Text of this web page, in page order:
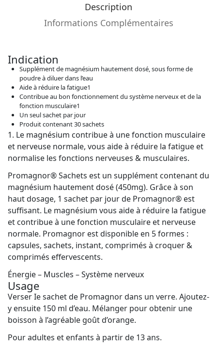
Description
Informations Complémentaires
Indication
Supplément de magnésium hautement dosé, sous forme de
poudre à diluer dans l’eau
Aide à réduire la fatigue1
Contribue au bon fonctionnement du système nerveux et de la
fonction musculaire1
Un seul sachet par jour
Produit contenant 30 sachets
1. Le magnésium contribue à une fonction musculaire
et nerveuse normale, vous aide à réduire la fatigue et
normalise les fonctions nerveuses & musculaires.
Promagnor® Sachets est un supplément contenant du
magnésium hautement dosé (450mg). Grâce à son
haut dosage, 1 sachet par jour de Promagnor® est
suffisant. Le magnésium vous aide à réduire la fatigue
et contribue à une fonction musculaire et nerveuse
normale. Promagnor est disponible en 5 formes :
capsules, sachets, instant, comprimés à croquer &
comprimés effervescents.
Énergie – Muscles – Système nerveux
Usage
Verser Ie sachet de Promagnor dans un verre. Ajoutez-
y ensuite 150 ml d’eau. Mélanger pour obtenir une
boisson à l’agréable goût d’orange.
Pour adultes et enfants à partir de 13 ans.